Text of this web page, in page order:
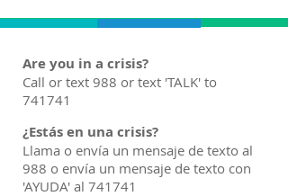
Are you in a crisis?
Call or text 988 or text 'TALK' to
741741
¿Estás en una crisis?
Llama o envía un mensaje de texto al
988 o envía un mensaje de texto con
'AYUDA' al 741741